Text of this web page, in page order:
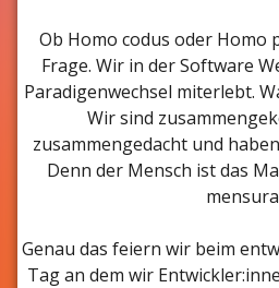
Ob Homo codus oder Homo
Frage. Wir in der Software
Paradigenwechsel miterlebt.
Wir sind
zusammengedacht und
Denn der Mensch ist das
Genau das feiern wir beim
Tag an dem wir